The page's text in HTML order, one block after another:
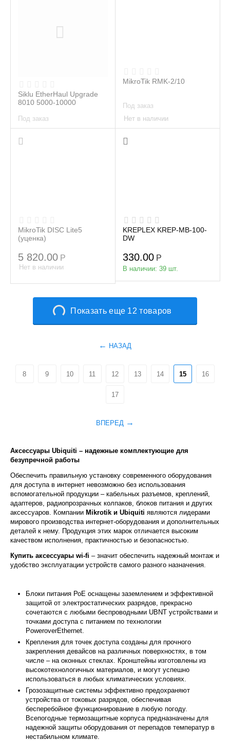
Аксессуары Ubiquiti – надежные комплектующие для
безупречной работы
Обеспечить правильную установку современного оборудования
для доступа в интернет невозможно без использования
вспомогательной продукции – кабельных разъемов, креплений,
адаптеров, радиопрозрачных колпаков, блоков питания и других
аксессуаров. Компании Mikrotik и Ubiquiti являются лидерами
мирового производства интернет-оборудования и дополнительных
деталей к нему. Продукция этих марок отличается высоким
качеством исполнения, практичностью и безопасностью.
Купить аксессуарыwi-fi – значит обеспечить надежный монтаж и
удобство эксплуатации устройств самого разного назначения.
Блоки питания РоЕ оснащены заземлением и эффективной
защитой от электростатических разрядов, прекрасно
сочетаются с любыми беспроводными UBNT устройствами и
точками доступа с питанием по технологии
PoweroverEthernet.
Крепления для точек доступа созданы для прочного
закрепления девайсов на различных поверхностях, в том
числе – на оконных стеклах. Кронштейны изготовлены из
высокотехнологичных материалов, и могут успешно
использоваться в любых климатических условиях.
Грозозащитные системы эффективно предохраняют
устройства от токовых разрядов, обеспечивая
бесперебойное функционирование в любую погоду.
Всепогодные термозащитные корпуса предназначены для
надежной защиты оборудования от перепадов температур в
нестабильном климате.
Siklu EtherHaul Upgrade
8010 5000-10000
Под заказ
MikroTik RMK-2/10
Под заказ
Нет в наличии
MikroTik DISC Lite5
(уценка)
5 820.00 Р
Нет в наличии
KREPLEX KREP-MB-100-
DW
330.00 Р
В наличии: 39 шт.
Показать еще 12 товаров
НАЗАД
8 9 10 11 12 13 14 15 16
17
ВПЕРЕД